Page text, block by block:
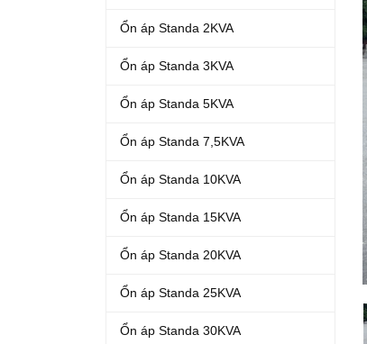
Ổn áp Standa 2KVA
Ổn áp Standa 3KVA
Ổn áp Standa 5KVA
Ổn áp Standa 7,5KVA
Ổn áp Standa 10KVA
Ổn áp Standa 15KVA
Ổn áp Standa 20KVA
Ổn áp Standa 25KVA
Ổn áp Standa 30KVA